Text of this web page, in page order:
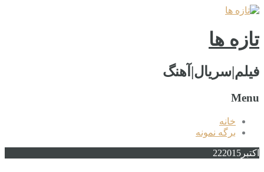
تازه ها
فیلم|سریال|آهنگ
Menu
خانه
برگه نمونه
اکتبر 222015